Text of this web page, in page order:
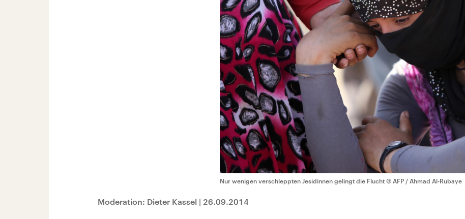
Nur wenigen verschleppten Jesidinnen gelingt die Flucht © AFP / Ahmad Al-Rubaye
Moderation: Dieter Kassel | 26.09.2014